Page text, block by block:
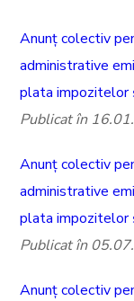
Anunț colectiv
administrative
plata impozitelor
Publicat în
Anunț colectiv
administrative
plata impozitelor
Publicat în
Anunț colectiv